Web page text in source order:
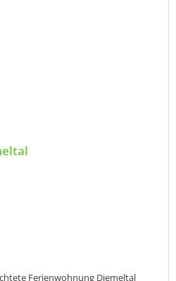
Ferienwohnung Diemeltal